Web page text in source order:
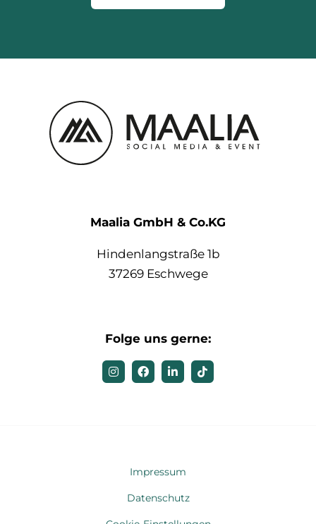
Maalia GmbH & Co.KG
Hindenlangstraße 1b
37269 Eschwege
Folge uns gerne:
Impressum
Datenschutz